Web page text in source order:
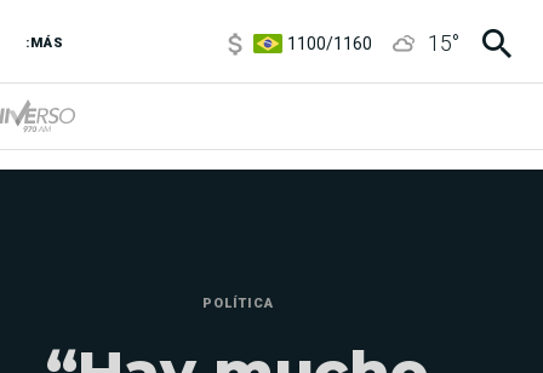
:MÁS
3,8/4
6850/7200
15°
POLÍTICA